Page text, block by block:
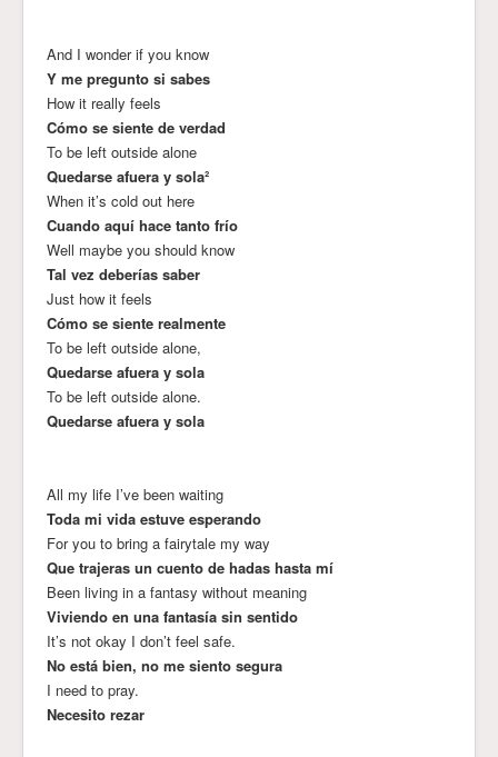
And I wonder if you know
Y me pregunto si sabes
How it really feels
Cómo se siente de verdad
To be left outside alone
Quedarse afuera y sola²
When it’s cold out here
Cuando aquí hace tanto frío
Well maybe you should know
Tal vez deberías saber
Just how it feels
Cómo se siente realmente
To be left outside alone,
Quedarse afuera y sola
To be left outside alone.
Quedarse afuera y sola
All my life I’ve been waiting
Toda mi vida estuve esperando
For you to bring a fairytale my way
Que trajeras un cuento de hadas hasta mí
Been living in a fantasy without meaning
Viviendo en una fantasía sin sentido
It’s not okay I don’t feel safe.
No está bien, no me siento segura
I need to pray.
Necesito rezar